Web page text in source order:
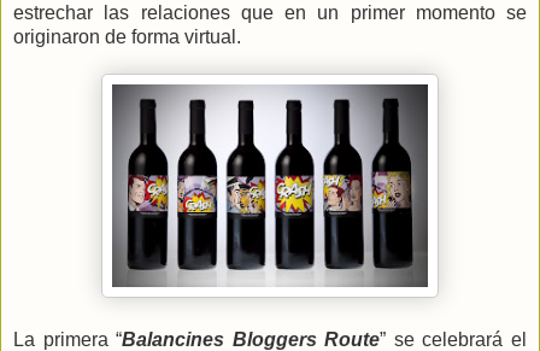
estrechar las relaciones que en un primer momento se
originaron de forma virtual.
La primera “Balancines Bloggers Route” se celebrará el